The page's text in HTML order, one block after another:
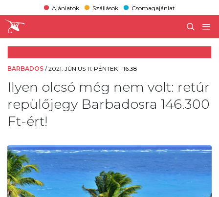
Ajánlatok Szállások Csomagajánlat
BARBADOS /2021. JÚNIUS 11. PÉNTEK - 16:38
Ilyen olcsó még nem volt: retúr
repülőjegy Barbadosra 146.300
Ft-ért!